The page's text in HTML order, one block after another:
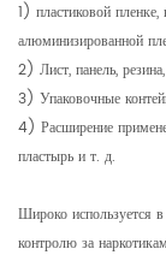
1) пластиковой
алюминизированной
2) Лист, панель,
3) Упаковочные
4) Расширение
пластырь и т. д.
Широко используется
контролю за